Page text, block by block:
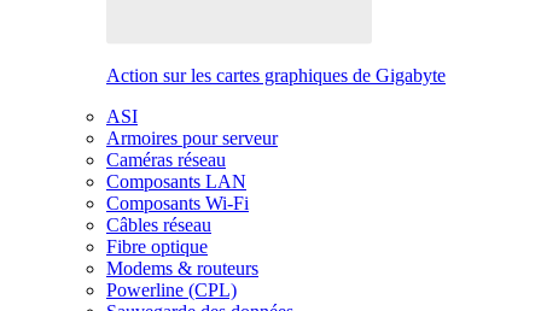
Action sur les cartes graphiques de Gigabyte
ASI
Armoires pour serveur
Caméras réseau
Composants LAN
Composants Wi-Fi
Câbles réseau
Fibre optique
Modems & routeurs
Powerline (CPL)